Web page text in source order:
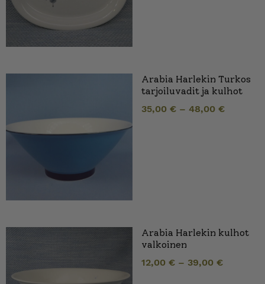
Arabia Harlekin Turkos
tarjoiluvadit ja kulhot
35,00 € – 48,00 €
Arabia Harlekin kulhot
valkoinen
12,00 € – 39,00 €